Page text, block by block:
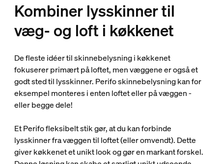
Kombiner lysskinner til
væg- og loft i køkkenet
De fleste idéer til skinnebelysning i køkkenet
fokuserer primært på loftet, men væggene er også et
godt sted til lysskinner. Perifo skinnebelysning kan for
eksempel monteres i enten loftet eller på væggen -
eller begge dele!
Et Perifo fleksibelt stik gør, at du kan forbinde
lysskinner fra væggen til loftet (eller omvendt). Dette
giver køkkenet et unikt look og gør en markant forskel.